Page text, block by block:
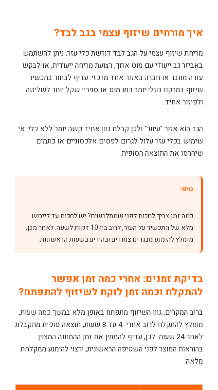
איך מורחים שיזוף עצמי בגב לבד?
מריחת שיזוף עצמי על הגב לבד דורשת כלי עזר. ניתן להשתמש
באביזר גב ייעודי עם מוט ארוך, רצועת מריחה ייעודית, או לבקש
עזרה מחבר או חברה באזור אחד מרכזי. עדיף לבחור בתכשיר
שיזוף במרקם נוזלי יותר כמו מוס או ספריי שקל יותר לשליטה
ולפיזור אחיד.
הגב הוא אזור "עיוור" ולכן קבלת גוון אחיד קשה יותר ללא כלי. אי
שימוש בכלי עזר עלול לגרום לפסים אלכסוניים או כתמים
שיהרסו את התוצאה הסופית.
טיפ:
כמה זמן צריך לחכות לפני שמתלבשים? יש לחכות עד לייבוש
מלא של התכשיר על העור, לרוב בין 10 דקות לשעה. לאחר מכן,
מומלץ להימנע מבגדים צמודים ובהירים בשעות הראשונות.
בדיקת זמנים: אחרי כמה זמן אפשר
להתקלח וכמה זמן לוקח לשיזוף להתפתח?
ברוב המקרים, גוון השיזוף מתפתח באופן מלא במשך כמה שעות,
מומלץ להתקלח לרוב אחרי 4 עד 8 שעות, תוצאה סופית מתקבלת
לאחר 24 שעות. לכן, עדיף להמתין את זמן ההמתנה המצוין
בהוראות המוצר לפני השטיפה הראשונית, ורצוי להימנע ממקלחת
מלאה.